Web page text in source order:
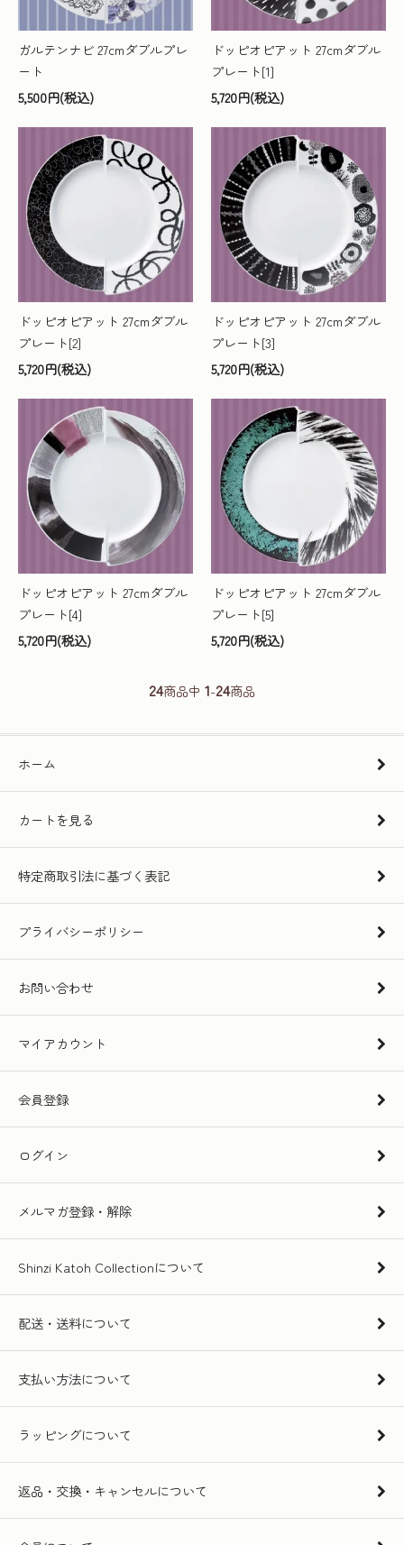
ガルテンナビ 27cmダブルプレ
ート
5,500円(税込)
ドッピオピアット 27cmダブル
プレート[1]
5,720円(税込)
ドッピオピアット 27cmダブル
プレート[2]
5,720円(税込)
ドッピオピアット 27cmダブル
プレート[3]
5,720円(税込)
ドッピオピアット 27cmダブル
プレート[4]
5,720円(税込)
ドッピオピアット 27cmダブル
プレート[5]
5,720円(税込)
24商品中 1-24商品
ホーム
カートを見る
特定商取引法に基づく表記
プライバシーポリシー
お問い合わせ
マイアカウント
会員登録
ログイン
メルマガ登録・解除
Shinzi Katoh Collectionについて
配送・送料について
支払い方法について
ラッピングについて
返品・交換・キャンセルについて